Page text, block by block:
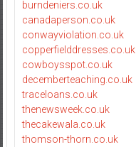
burndeniers.co.uk
canadaperson.co.uk
conwayviolation.co.uk
copperfielddresses.co.uk
cowboysspot.co.uk
decemberteaching.co.uk
traceloans.co.uk
thenewsweek.co.uk
thecakewala.co.uk
thomson-thorn.co.uk